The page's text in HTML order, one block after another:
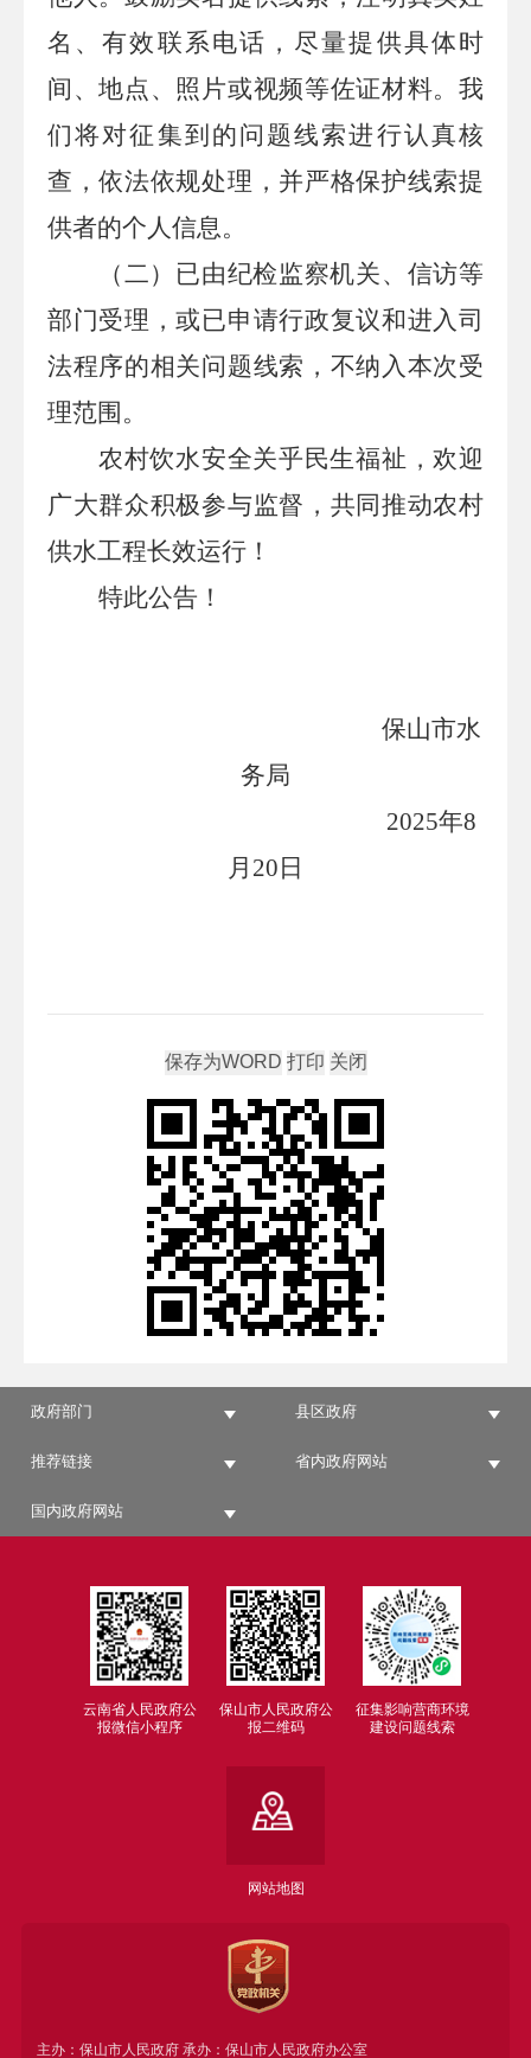
名、有效联系电话， 尽量提供具体时
间、地点、照片或视频等佐证材料。 我
们将对征集到的问题线索进行认真核
查，依法依规处理，并严格保护线索提
供者的个人信息。
（二）已由纪检监察机关、信访等
部门受理，或已申请行政复议和进入司
法程序的相关问题线索，不纳入本次受
理范围。
农村饮水安全关乎民生福祉，欢迎
广大群众积极参与监督，共同推动农村
供水工程长效运行！
特此公告！
保山市水
务局
2025年8
月 20 日
政府部门 县区政府
推荐链接 省内政府网站
国内政府网站
云南省人民政府公
报微信小程序
保山市人民政府公
报二维码
征集影响营商环境
建设问题线索
网站地图
主办：保山市人民政府 承办：保山市人民政府办公室